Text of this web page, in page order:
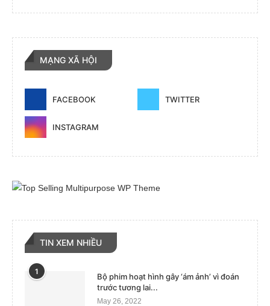
MẠNG XÃ HỘI
FACEBOOK TWITTER
INSTAGRAM
TIN XEM NHIỀU
1
Bộ phim hoạt hình gây ‘ám ảnh’ vì đoán
trước tương lai...
May 26, 2022